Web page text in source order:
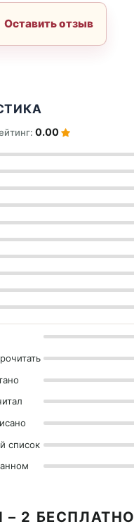
Оставить отзыв
0.00
список
2 БЕСПЛАТНО